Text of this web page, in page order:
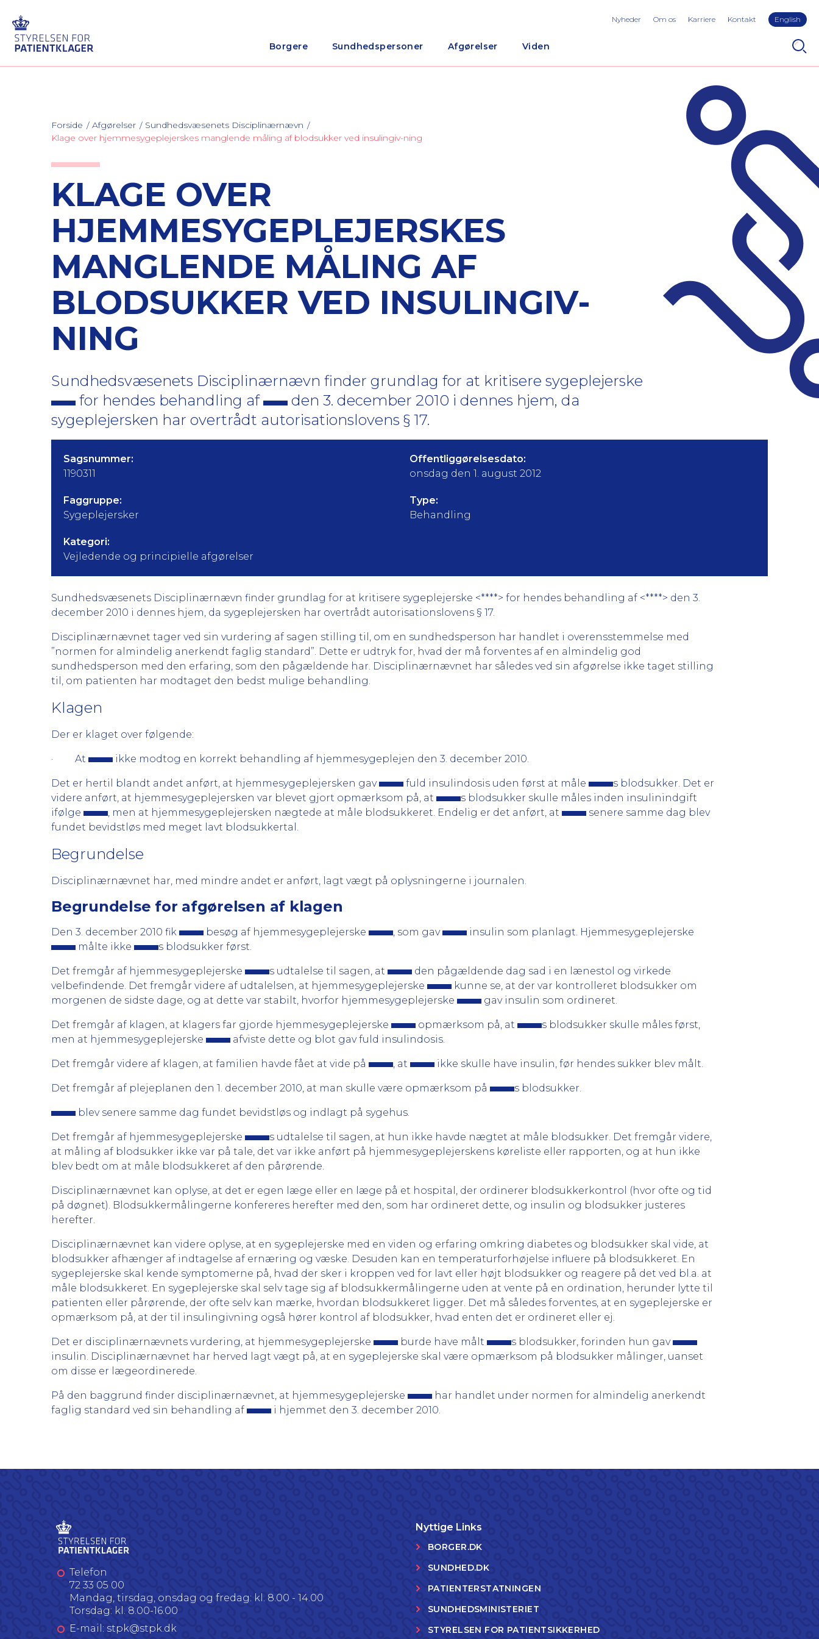
Borgere Sundhedspersoner Afgørelser Viden
Nyheder Om os Karriere Kontakt English
Forside Afgørelser
Sundhedsvæsenets Disciplinærnævn
Klage over hjemmesygeplejerskes manglende måling af blodsukker ved insulingiv-ning
KLAGE OVER
HJEMMESYGEPLEJERSKES
MANGLENDE MÅLING AF
BLODSUKKER VED INSULINGIV-
NING
Sundhedsvæsenets Disciplinærnævn finder grundlag for at kritisere sygeplejerske
for hendes behandling af
den 3. december 2010 i dennes hjem, da
sygeplejersken har overtrådt autorisationslovens § 17.
Sagsnummer:
1190311
Offentliggørelsesdato:
onsdag den 1. august 2012
Faggruppe:
Sygeplejersker
Type:
Behandling
Kategori:
Vejledende og principielle afgørelser
Sundhedsvæsenets Disciplinærnævn finder grundlag for at kritisere sygeplejerske <****> for hendes behandling af <****> den 3.
december 2010 i dennes hjem, da sygeplejersken har overtrådt autorisationslovens § 17.
Disciplinærnævnet tager ved sin vurdering af sagen stilling til, om en sundhedsperson har handlet i overensstemmelse med
”normen for almindelig anerkendt faglig standard”. Dette er udtryk for, hvad der må forventes af en almindelig god
sundhedsperson med den erfaring, som den pågældende har. Disciplinærnævnet har således ved sin afgørelse ikke taget stilling
til, om patienten har modtaget den bedst mulige behandling.
Klagen
Der er klaget over følgende:
· At ikke modtog en korrekt behandling af hjemmesygeplejen den 3. december 2010.
Det er hertil blandt andet anført, at hjemmesygeplejersken gav fuld insulindosis uden først at måle
s blodsukker. Det er
videre anført, at hjemmesygeplejersken var blevet gjort opmærksom på, at
s blodsukker skulle måles inden insulinindgift
ifølge
, men at hjemmesygeplejersken nægtede at måle blodsukkeret. Endelig er det anført, at
senere samme dag blev
fundet bevidstløs med meget lavt blodsukkertal.
Begrundelse
Disciplinærnævnet har, med mindre andet er anført, lagt vægt på oplysningerne i journalen.
Begrundelse for afgørelsen af klagen
Den 3. december 2010 fik besøg af hjemmesygeplejerske , som gav
insulin som planlagt. Hjemmesygeplejerske
målte ikke
s blodsukker først.
Det fremgår af hjemmesygeplejerske s udtalelse til sagen, at
den pågældende dag sad i en lænestol og virkede
velbefindende. Det fremgår videre af udtalelsen, at hjemmesygeplejerske
kunne se, at der var kontrolleret blodsukker om
morgenen de sidste dage, og at dette var stabilt, hvorfor hjemmesygeplejerske
gav insulin som ordineret.
Det fremgår af klagen, at klagers far gjorde hjemmesygeplejerske opmærksom på, at
s blodsukker skulle måles først,
men at hjemmesygeplejerske
afviste dette og blot gav fuld insulindosis.
Det fremgår videre af klagen, at familien havde fået at vide på , at ikke skulle have insulin, før hendes sukker blev målt.
Det fremgår af plejeplanen den 1. december 2010, at man skulle være opmærksom på s blodsukker.
blev senere samme dag fundet bevidstløs og indlagt på sygehus.
Det fremgår af hjemmesygeplejerske
s udtalelse til sagen, at hun ikke havde nægtet at måle blodsukker. Det fremgår videre,
at måling af blodsukker ikke var på tale, det var ikke anført på hjemmesygeplejerskens køreliste eller rapporten, og at hun ikke
blev bedt om at måle blodsukkeret af den pårørende.
Disciplinærnævnet kan oplyse, at det er egen læge eller en læge på et hospital, der ordinerer blodsukkerkontrol (hvor ofte og tid
på døgnet). Blodsukkermålingerne konfereres herefter med den, som har ordineret dette, og insulin og blodsukker justeres
herefter.
Disciplinærnævnet kan videre oplyse, at en sygeplejerske med en viden og erfaring omkring diabetes og blodsukker skal vide, at
blodsukker afhænger af indtagelse af ernæring og væske. Desuden kan en temperaturforhøjelse influere på blodsukkeret. En
sygeplejerske skal kende symptomerne på, hvad der sker i kroppen ved for lavt eller højt blodsukker og reagere på det ved bl.a. at
måle blodsukkeret. En sygeplejerske skal selv tage sig af blodsukkermålingerne uden at vente på en ordination, herunder lytte til
patienten eller pårørende, der ofte selv kan mærke, hvordan blodsukkeret ligger. Det må således forventes, at en sygeplejerske er
opmærksom på, at der til insulingivning også hører kontrol af blodsukker, hvad enten det er ordineret eller ej.
Det er disciplinærnævnets vurdering, at hjemmesygeplejerske burde have målt
s blodsukker, forinden hun gav
insulin. Disciplinærnævnet har herved lagt vægt på, at en sygeplejerske skal være opmærksom på blodsukker målinger, uanset
om disse er lægeordinerede.
På den baggrund finder disciplinærnævnet, at hjemmesygeplejerske
har handlet under normen for almindelig anerkendt
faglig standard ved sin behandling af
i hjemmet den 3. december 2010.
Telefon
72 33 05 00
Mandag, tirsdag, onsdag og fredag: kl. 8.00 - 14.00
Torsdag: kl. 8.00-16.00
E-mail: stpk@stpk.dk
Nyttige Links
BORGER.DK
SUNDHED.DK
PATIENTERSTATNINGEN
SUNDHEDSMINISTERIET
STYRELSEN FOR PATIENTSIKKERHED